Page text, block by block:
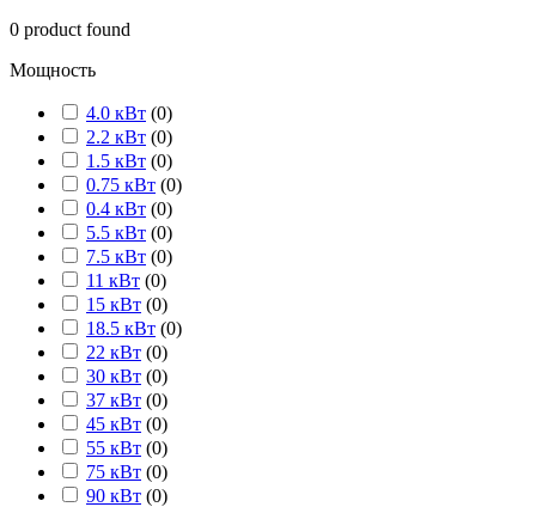
0 product found
Мощность
4.0 кВт (0)
2.2 кВт (0)
1.5 кВт (0)
0.75 кВт (0)
0.4 кВт (0)
5.5 кВт (0)
7.5 кВт (0)
11 кВт (0)
15 кВт (0)
18.5 кВт (0)
22 кВт (0)
30 кВт (0)
37 кВт (0)
45 кВт (0)
55 кВт (0)
75 кВт (0)
90 кВт (0)